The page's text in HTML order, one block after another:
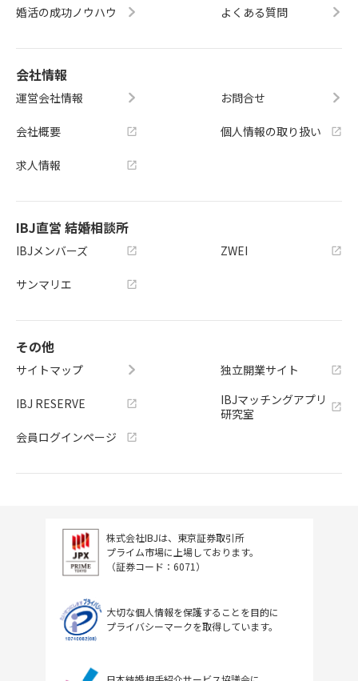
婚活の成功ノウハウ よくある質問
会社情報
運営会社情報
会社概要
求人情報
お問合せ
個人情報の取り扱い
IBJ直営 結婚相談所
IBJメンバーズ
サンマリエ
ZWEI
その他
サイトマップ
IBJ RESERVE
会員ログインページ
独立開業サイト
IBJマッチングアプリ
研究室
株式会社IBJは、東京証券取引所
プライム市場に上場しております。
（証券コード：6071）
大切な個人情報を保護することを目的に
プライバシーマークを取得しています。